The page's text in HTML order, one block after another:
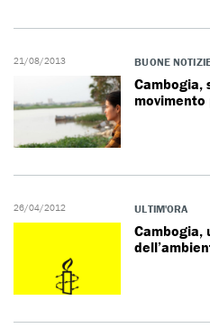
21/08/2013 BUONE
Cambogia,
movimento
26/04/2012 ULTIM'ORA